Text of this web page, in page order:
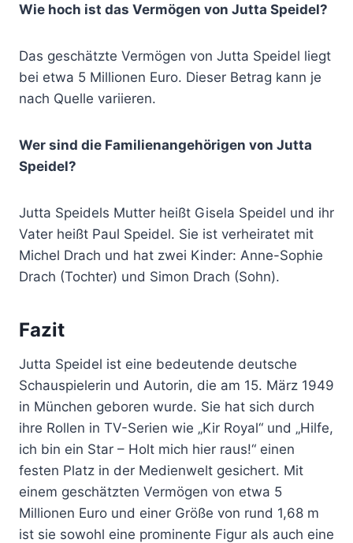
Wie hoch ist das Vermögen von Jutta Speidel?
Das geschätzte Vermögen von Jutta Speidel liegt
bei etwa 5 Millionen Euro. Dieser Betrag kann je
nach Quelle variieren.
Wer sind die Familienangehörigen von Jutta
Speidel?
Jutta Speidels Mutter heißt Gisela Speidel und ihr
Vater heißt Paul Speidel. Sie ist verheiratet mit
Michel Drach und hat zwei Kinder: Anne-Sophie
Drach (Tochter) und Simon Drach (Sohn).
Fazit
Jutta Speidel ist eine bedeutende deutsche
Schauspielerin und Autorin, die am 15. März 1949
in München geboren wurde. Sie hat sich durch
ihre Rollen in TV-Serien wie „Kir Royal“ und „Hilfe,
ich bin ein Star – Holt mich hier raus!“ einen
festen Platz in der Medienwelt gesichert. Mit
einem geschätzten Vermögen von etwa 5
Millionen Euro und einer Größe von rund 1,68 m
ist sie sowohl eine prominente Figur als auch eine